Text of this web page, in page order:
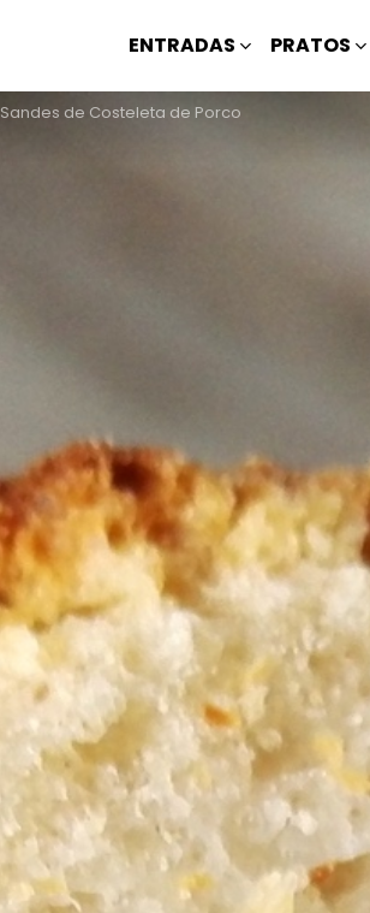
ENTRADAS PRATOS
Sandes de Costeleta de Porco